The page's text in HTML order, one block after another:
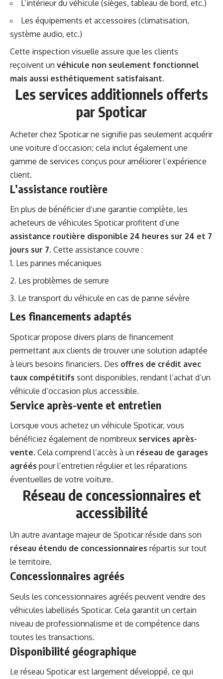
L’intérieur du véhicule (sièges, tableau de bord, etc.)
Les équipements et accessoires (climatisation,
système audio, etc.)
Cette inspection visuelle assure que les clients
reçoivent un véhicule non seulement fonctionnel
mais aussi esthétiquement satisfaisant.
Les services additionnels offerts
par Spoticar
Acheter chez Spoticar ne signifie pas seulement acquérir
une voiture d’occasion; cela inclut également une
gamme de services conçus pour améliorer l’expérience
client.
L’assistance routière
En plus de bénéficier d’une garantie complète, les
acheteurs de véhicules Spoticar profitent d’une
assistance routière disponible 24 heures sur 24 et 7
jours sur 7. Cette assistance couvre :
Les pannes mécaniques
Les problèmes de serrure
Le transport du véhicule en cas de panne sévère
Les financements adaptés
Spoticar propose divers plans de financement
permettant aux clients de trouver une solution adaptée
à leurs besoins financiers. Des offres de crédit avec
taux compétitifs sont disponibles, rendant l’achat d’un
véhicule d’occasion plus accessible.
Service après-vente et entretien
Lorsque vous achetez un véhicule Spoticar, vous
bénéficiez également de nombreux services après-
vente. Cela comprend l’accès à un réseau de garages
agréés pour l’entretien régulier et les réparations
éventuelles de votre voiture.
Réseau de concessionnaires et
accessibilité
Un autre avantage majeur de Spoticar réside dans son
réseau étendu de concessionnaires répartis sur tout
le territoire.
Concessionnaires agréés
Seuls les concessionnaires agréés peuvent vendre des
véhicules labellisés Spoticar. Cela garantit un certain
niveau de professionnalisme et de compétence dans
toutes les transactions.
Disponibilité géographique
Le réseau Spoticar est largement développé, ce qui